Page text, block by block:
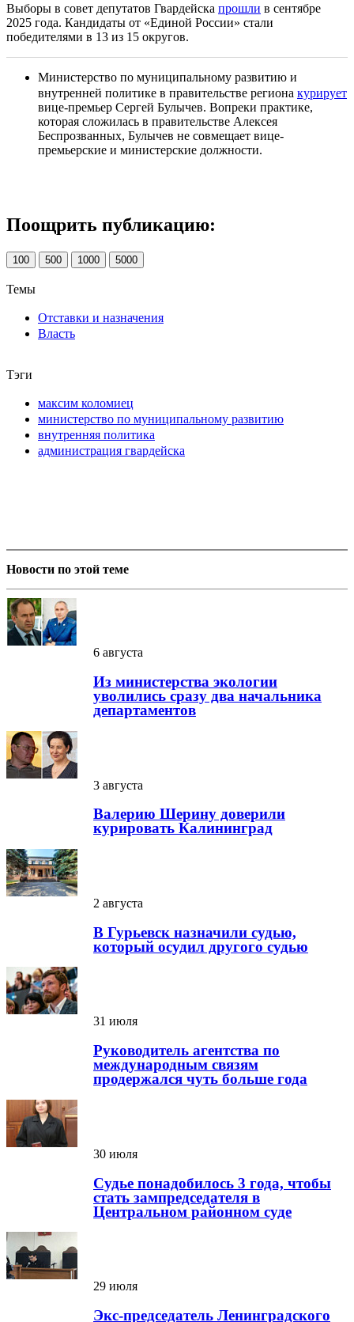
Выборы в совет депутатов Гвардейска прошли в сентябре
2025 года. Кандидаты от «Единой России» стали
победителями в 13 из 15 округов.
Министерство по муниципальному развитию и
внутренней политике в правительстве региона курирует
вице-премьер Сергей Булычев. Вопреки практике,
которая сложилась в правительстве Алексея
Беспрозванных, Булычев не совмещает вице-
премьерские и министерские должности.
Поощрить публикацию:
100 500 1000 5000
Темы
Отставки и назначения
Власть
Тэги
максим коломиец
министерство по муниципальному развитию
внутренняя политика
администрация гвардейска
Новости по этой теме
6 августа
Из министерства экологии
уволились сразу два начальника
департаментов
3 августа
Валерию Шерину доверили
курировать Калининград
2 августа
В Гурьевск назначили судью,
который осудил другого судью
31 июля
Руководитель агентства по
международным связям
продержался чуть больше года
30 июля
Судье понадобилось 3 года, чтобы
стать зампредседателя в
Центральном районном суде
29 июля
Экс-председатель Ленинградского